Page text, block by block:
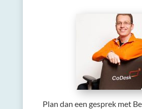
Plan dan een gesprek met